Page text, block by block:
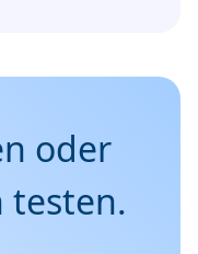
oder
testen.